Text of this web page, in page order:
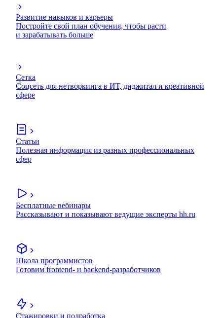
Развитие навыков и карьеры
Постройте свой план обучения, чтобы расти
и зарабатывать больше
Сетка
Соцсеть для нетворкинга в ИТ, диджитал и креативной
сфере
Статьи
Полезная информация из разных профессиональных
сфер
Бесплатные вебинары
Рассказывают и показывают ведущие эксперты hh.ru
Школа программистов
Готовим frontend- и backend-разработчиков
Стажировки и подработка